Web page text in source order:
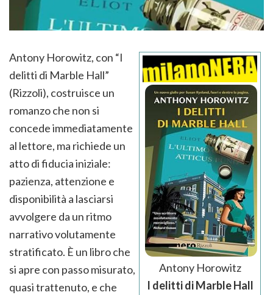
Antony Horowitz
I delitti di Marble Hall
Antony Horowitz, con “I
delitti di Marble Hall”
(Rizzoli), costruisce un
romanzo che non si
concede immediatamente
al lettore, ma richiede un
atto di fiducia iniziale:
pazienza, attenzione e
disponibilità a lasciarsi
avvolgere da un ritmo
narrativo volutamente
stratificato. È un libro che
si apre con passo misurato,
quasi trattenuto, e che